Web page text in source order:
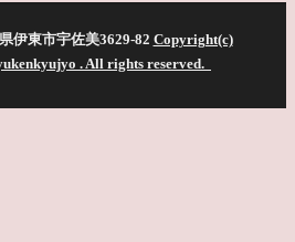
伊東市宇佐美3629-82 Copyright(c)
. All rights reserved.